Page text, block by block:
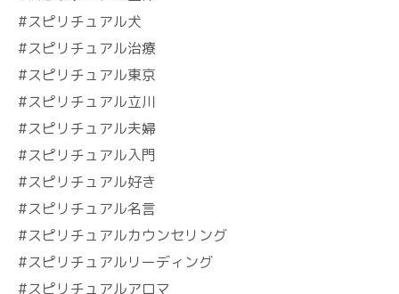
#スピリチュアル犬
#スピリチュアル治療
#スピリチュアル東京
#スピリチュアル立川
#スピリチュアル夫婦
#スピリチュアル入門
#スピリチュアル好き
#スピリチュアル名言
#スピリチュアルカウンセリング
#スピリチュアルリーディング
#スピリチュアルアロマ